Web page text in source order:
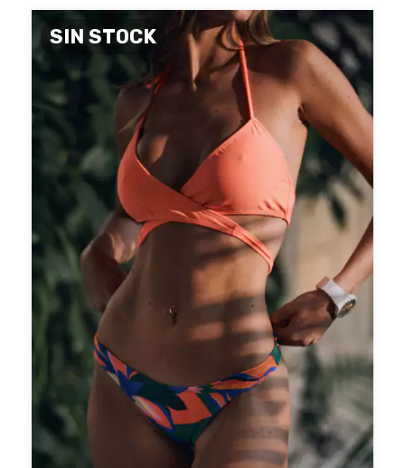
SIN STOCK